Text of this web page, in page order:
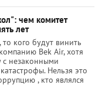
чем комитет
лет
кого будут винить
Bek Air, хотя
незаконными
Нельзя это
, кто являлся